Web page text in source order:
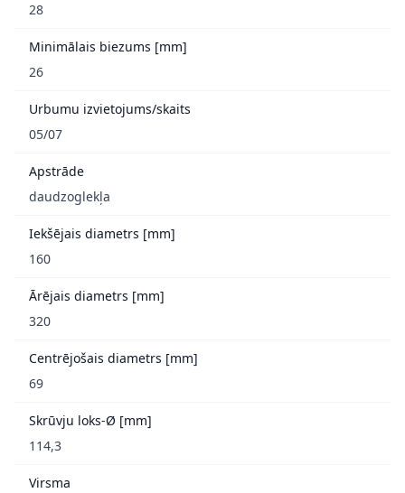
28
Minimālais biezums [mm]
26
Urbumu izvietojums/skaits
05/07
Apstrāde
daudzoglekļa
Iekšējais diametrs [mm]
160
Ārējais diametrs [mm]
320
Centrējošais diametrs [mm]
69
Skrūvju loks-Ø [mm]
114,3
Virsma